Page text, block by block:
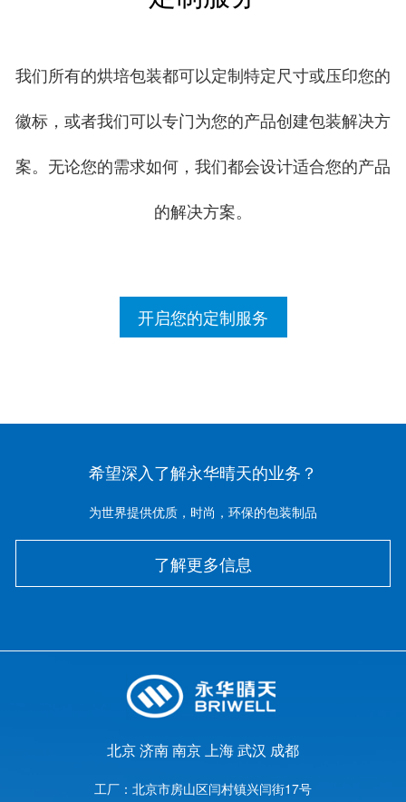
我们所有的烘培包装都可以定制特定尺寸或压印您的
徽标，或者我们可以专门为您的产品创建包装解决方
案。无论您的需求如何，我们都会设计适合您的产品
的解决方案。
开启您的定制服务
希望深入了解永华晴天的业务？
为世界提供优质，时尚，环保的包装制品
了解更多信息
北京济南南京上海武汉 成都
工厂： 北京市房山区闫村镇兴闫街17号